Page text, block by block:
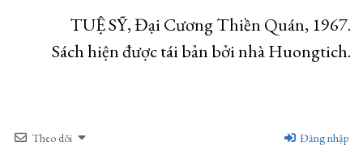
TUỆ SỸ, Đại Cương Thiền Quán, 1967.
Sách hiện được tái bản bởi nhà Huongtich.
Theo dõi Đăng nhập